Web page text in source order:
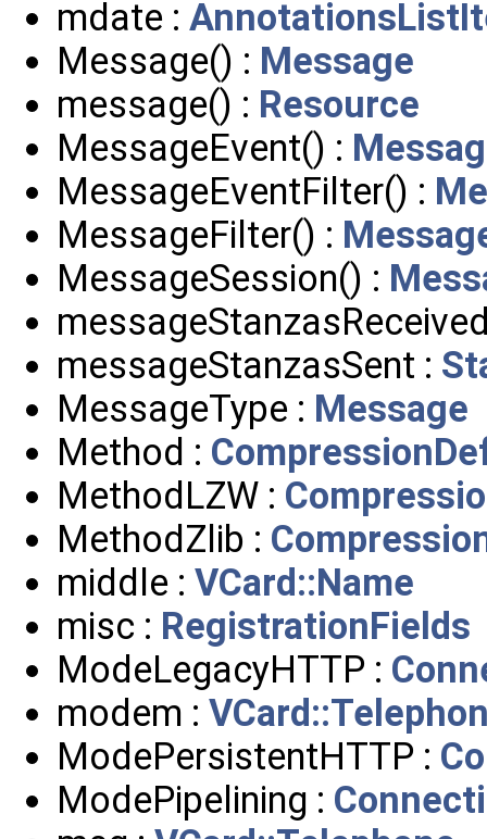
mdate :
Message() : Message
message() : Resource
MessageEvent() :
MessageEventFilter() :
MessageFilter() :
MessageSession() :
messageStanzasSent :
MessageType : Message
Method :
MethodLZW :
MethodZlib :
middle : VCard::Name
misc : RegistrationFields
ModeLegacyHTTP :
modem :
ModePersistentHTTP :
ModePipelining :